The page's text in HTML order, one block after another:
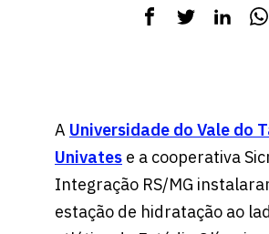
A Universidade do Vale do
Univates e a cooperativa
Integração RS/MG
estação de hidratação ao